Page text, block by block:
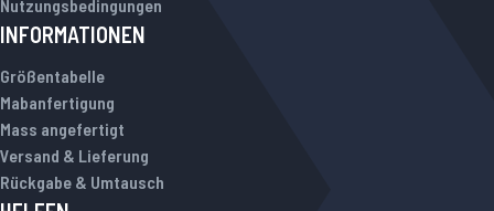
Nutzungsbedingungen
INFORMATIONEN
Größentabelle
Mabanfertigung
Mass angefertigt
Versand & Lieferung
Rückgabe & Umtausch